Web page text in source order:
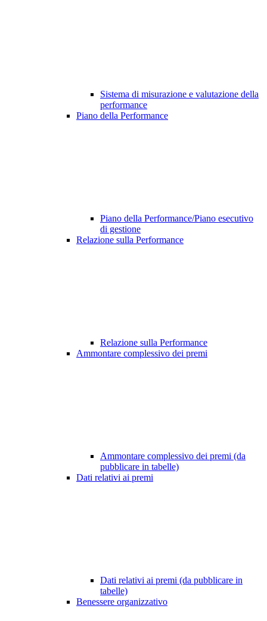
Sistema di misurazione e valutazione della
performance
Piano della Performance
Piano della Performance/Piano esecutivo
di gestione
Relazione sulla Performance
Relazione sulla Performance
Ammontare complessivo dei premi
Ammontare complessivo dei premi (da
pubblicare in tabelle)
Dati relativi ai premi
Dati relativi ai premi (da pubblicare in
tabelle)
Benessere organizzativo